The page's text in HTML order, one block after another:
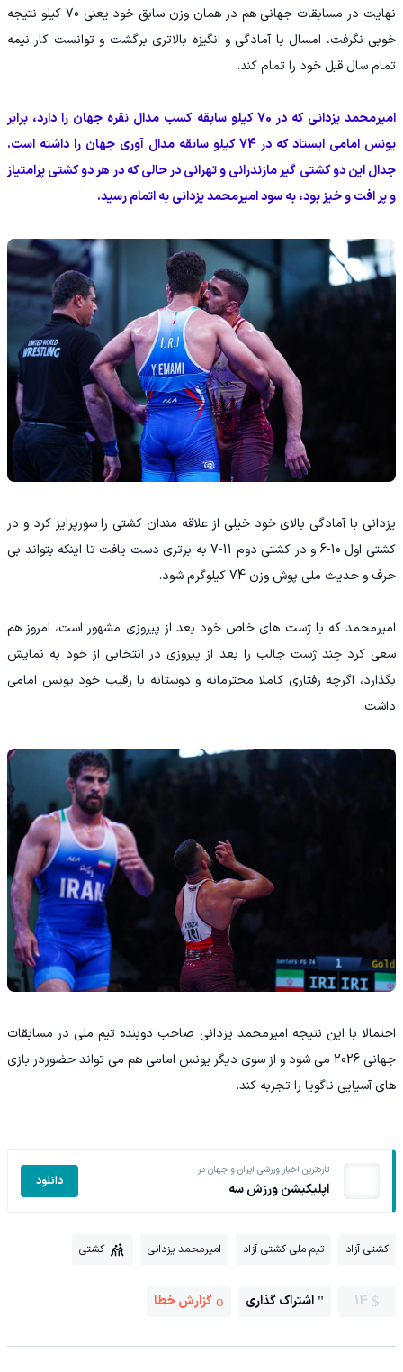
نهایت در مسابقات جهانی هم در همان وزن سابق خود یعنی 70 کیلو نتیجه
خوبی نگرفت، امسال با آمادگی و انگیزه بالاتری برگشت و توانست کار نیمه
تمام سال قبل خود را تمام کند.
امیرمحمد یزدانی که در 70 کیلو سابقه کسب مدال نقره جهان را دارد، برابر
یونس امامی ایستاد که در 74 کیلو سابقه مدال آوری جهان را داشته است.
جدال این دو کشتی گیر مازندرانی و تهرانی در حالی که در هر دو کشتی پرامتیاز
و پر افت و خیز بود، به سود امیرمحمد یزدانی به اتمام رسید.
یزدانی با آمادگی بالای خود خیلی از علاقه مندان کشتی را سورپرایز کرد و در
کشتی اول 10-6 و در کشتی دوم 11-7 به برتری دست یافت تا اینکه بتواند بی
حرف و حدیث ملی پوش وزن 74 کیلوگرم شود.
امیرمحمد که با ژست های خاص خود بعد از پیروزی مشهور است، امروز هم
سعی کرد چند ژست جالب را بعد از پیروزی در انتخابی از خود به نمایش
بگذارد، اگرچه رفتاری کاملا محترمانه و دوستانه با رقیب خود یونس امامی
داشت.
احتمالا با این نتیجه امیرمحمد یزدانی صاحب دوبنده تیم ملی در مسابقات
جهانی 2026 می شود و از سوی دیگر یونس امامی هم می تواند حضوردر بازی
های آسیایی ناگویا را تجربه کند.
تازه‌ترین اخبار ورزشی ایران و جهان در
اپلیکیشن ورزش سه دانلود
کشتی آزاد تیم ملی کشتی آزاد امیرمحمد یزدانی کشتی
14 اشتراک گذاری گزارش خطا